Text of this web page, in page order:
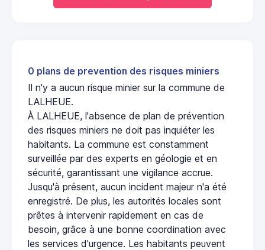
0 plans de prevention des risques miniers
Il n'y a aucun risque minier sur la commune de
LALHEUE.
À LALHEUE, l'absence de plan de prévention
des risques miniers ne doit pas inquiéter les
habitants. La commune est constamment
surveillée par des experts en géologie et en
sécurité, garantissant une vigilance accrue.
Jusqu'à présent, aucun incident majeur n'a été
enregistré. De plus, les autorités locales sont
prêtes à intervenir rapidement en cas de
besoin, grâce à une bonne coordination avec
les services d'urgence. Les habitants peuvent